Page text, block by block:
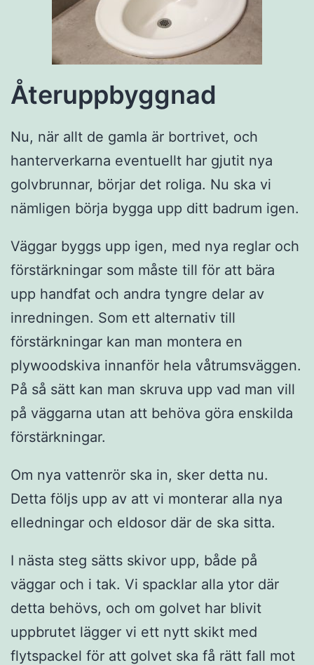
Återuppbyggnad
Nu, när allt de gamla är bortrivet, och
hanterverkarna eventuellt har gjutit nya
golvbrunnar, börjar det roliga. Nu ska vi
nämligen börja bygga upp ditt badrum igen.
Väggar byggs upp igen, med nya reglar och
förstärkningar som måste till för att bära
upp handfat och andra tyngre delar av
inredningen. Som ett alternativ till
förstärkningar kan man montera en
plywoodskiva innanför hela våtrumsväggen.
På så sätt kan man skruva upp vad man vill
på väggarna utan att behöva göra enskilda
förstärkningar.
Om nya vattenrör ska in, sker detta nu.
Detta följs upp av att vi monterar alla nya
elledningar och eldosor där de ska sitta.
I nästa steg sätts skivor upp, både på
väggar och i tak. Vi spacklar alla ytor där
detta behövs, och om golvet har blivit
uppbrutet lägger vi ett nytt skikt med
flytspackel för att golvet ska få rätt fall mot